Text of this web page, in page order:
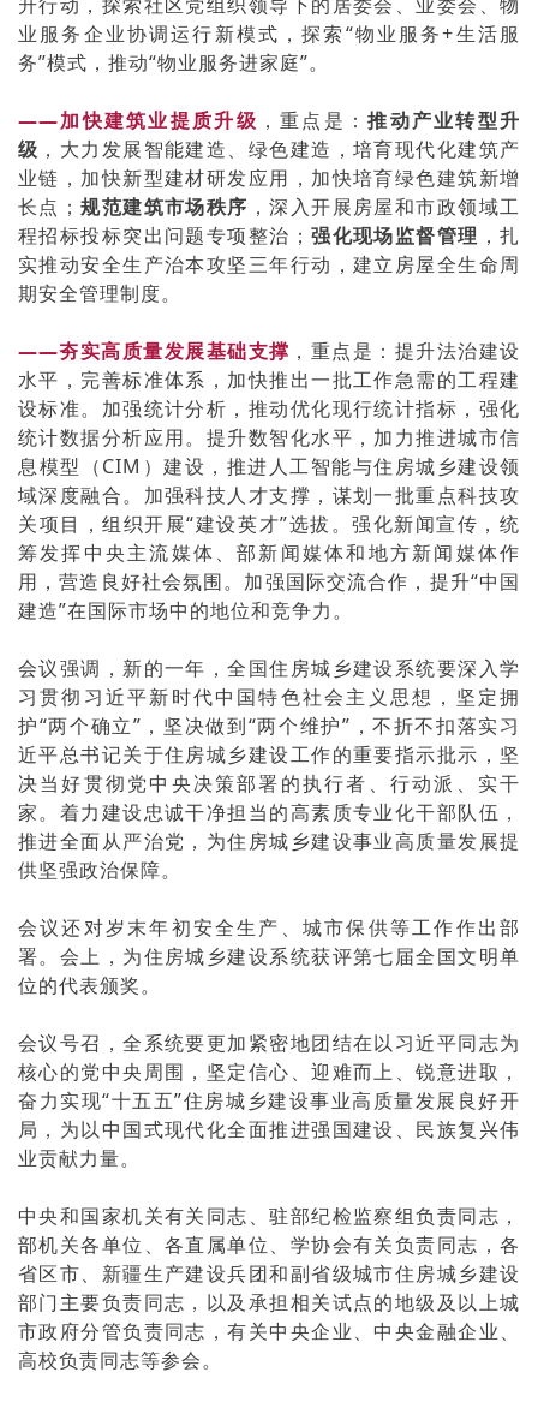
业服务企业协调运行新模式，探索“物业服务+生活服
务”模式，推动“物业服务进家庭”。
——加快建筑业提质升级 ，重点是：推动产业转型升
级 ，大力发展智能建造、绿色建造，培育现代化建筑产
业链，加快新型建材研发应用，加快培育绿色建筑新增
长点； 规范建筑市场秩序 ，深入开展房屋和市政领域工
程招标投标突出问题专项整治； 强化现场监督管理 ，扎
实推动安全生产治本攻坚三年行动，建立房屋全生命周
期安全管理制度。
——夯实高质量发展基础支撑 ，重点是：提升法治建设
水平，完善标准体系，加快推出一批工作急需的工程建
设标准。加强统计分析，推动优化现行统计指标，强化
统计数据分析应用。提升数智化水平，加力推进城市信
息模型（CIM）建设，推进人工智能与住房城乡建设领
域深度融合。加强科技人才支撑，谋划一批重点科技攻
关项目，组织开展“建设英才”选拔。强化新闻宣传，统
筹发挥中央主流媒体、部新闻媒体和地方新闻媒体作
用，营造良好社会氛围。加强国际交流合作，提升“中国
建造”在国际市场中的地位和竞争力。
会议强调，新的一年，全国住房城乡建设系统要深入学
习贯彻习近平新时代中国特色社会主义思想，坚定拥
护“两个确立”，坚决做到“两个维护”，不折不扣落实习
近平总书记关于住房城乡建设工作的重要指示批示，坚
决当好贯彻党中央决策部署的执行者、行动派、实干
家。着力建设忠诚干净担当的高素质专业化干部队伍，
推进全面从严治党，为住房城乡建设事业高质量发展提
供坚强政治保障。
会议还对岁末年初安全生产、城市保供等工作作出部
署。会上，为住房城乡建设系统获评第七届全国文明单
位的代表颁奖。
会议号召，全系统要更加紧密地团结在以习近平同志为
核心的党中央周围，坚定信心、迎难而上、锐意进取，
奋力实现“十五五”住房城乡建设事业高质量发展良好开
局，为以中国式现代化全面推进强国建设、民族复兴伟
业贡献力量。
中央和国家机关有关同志、驻部纪检监察组负责同志，
部机关各单位、各直属单位、学协会有关负责同志，各
省区市、新疆生产建设兵团和副省级城市住房城乡建设
部门主要负责同志，以及承担相关试点的地级及以上城
市政府分管负责同志，有关中央企业、中央金融企业、
高校负责同志等参会。